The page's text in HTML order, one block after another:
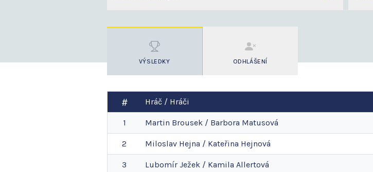
VÝSLEDKY ODHLÁŠENÍ
Hráč / Hráči
1 Martin Brousek / Barbora Matusová
2 Miloslav Hejna / Kateřina Hejnová
3 Lubomír Ježek / Kamila Allertová